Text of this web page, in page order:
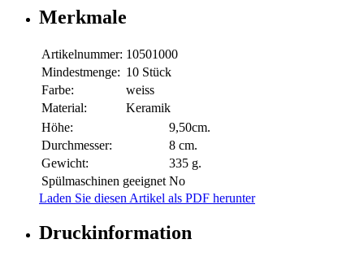
Merkmale
Artikelnummer: 10501000
Mindestmenge: 10 Stück
Farbe:
weiss
Material:
Keramik
Höhe:
9,50cm.
Durchmesser:
8 cm.
Gewicht:
335 g.
Spülmaschinen geeignet No
Laden Sie diesen Artikel als PDF herunter
Druckinformation